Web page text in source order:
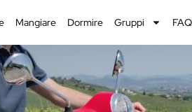
Mangiare Dormire Gruppi FAQ